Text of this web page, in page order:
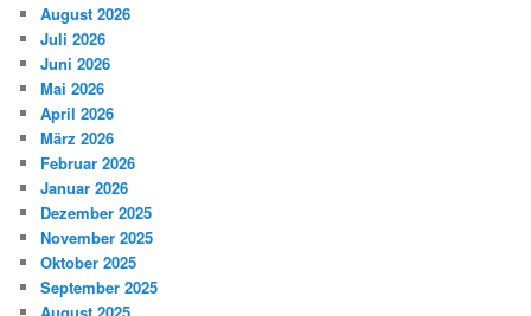
August 2026
Juli 2026
Juni 2026
Mai 2026
April 2026
März 2026
Februar 2026
Januar 2026
Dezember 2025
November 2025
Oktober 2025
September 2025